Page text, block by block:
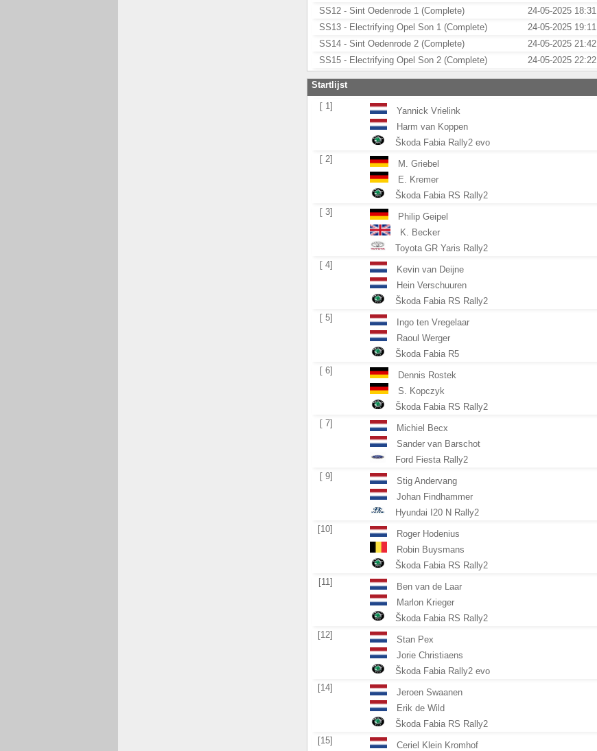
SS12 - Sint Oedenrode 1 (Complete)
24-05-2025 18:31
SS13 - Electrifying Opel Son 1 (Complete)
24-05-2025 19:11
SS14 - Sint Oedenrode 2 (Complete)
24-05-2025 21:42
SS15 - Electrifying Opel Son 2 (Complete)
24-05-2025 22:22
Startlijst
[ 1]
Yannick Vrielink
Harm van Koppen
Škoda Fabia Rally2 evo
[ 2]
M. Griebel
E. Kremer
Škoda Fabia RS Rally2
[ 3]
Philip Geipel
K. Becker
Toyota GR Yaris Rally2
[ 4]
Kevin van Deijne
Hein Verschuuren
Škoda Fabia RS Rally2
[ 5]
Ingo ten Vregelaar
Raoul Werger
Škoda Fabia R5
[ 6]
Dennis Rostek
S. Kopczyk
Škoda Fabia RS Rally2
[ 7]
Michiel Becx
Sander van Barschot
Ford Fiesta Rally2
[ 9]
Stig Andervang
Johan Findhammer
Hyundai I20 N Rally2
[10]
Roger Hodenius
Robin Buysmans
Škoda Fabia RS Rally2
[11]
Ben van de Laar
Marlon Krieger
Škoda Fabia RS Rally2
[12]
Stan Pex
Jorie Christiaens
Škoda Fabia Rally2 evo
[14]
Jeroen Swaanen
Erik de Wild
Škoda Fabia RS Rally2
[15]
Ceriel Klein Kromhof